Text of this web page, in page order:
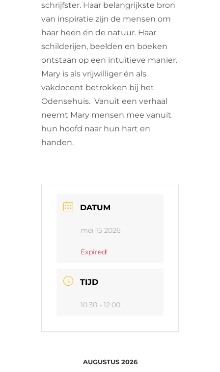
schrijfster. Haar belangrijkste bron
van inspiratie zijn de mensen om
haar heen én de natuur. Haar
schilderijen, beelden en boeken
ontstaan op een intuïtieve manier.
Mary is als vrijwilliger én als
vakdocent betrokken bij het
Odensehuis. Vanuit een verhaal
neemt Mary mensen mee vanuit
hun hoofd naar hun hart en
handen.
DATUM
mei 15 2026
Expired!
TIJD
10:30 - 12:00
AUGUSTUS 2026